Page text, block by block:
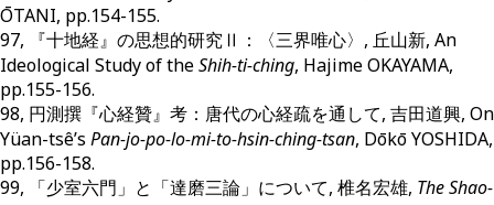
ŌTANI, pp.154-155.
97, 『十地経』の思想的研究Ⅱ：〈三界唯心〉, 丘山新, An
Ideological Study of theShih-ti-ching, Hajime OKAYAMA,
pp.155-156.
98, 円測撰『心経贊』考：唐代の心経疏を通して, 吉田道興, On
Yüan-tsê’s Pan-jo-po-lo-mi-to-hsin-ching-tsan, Dōkō YOSHIDA,
pp.156-158.
99, 「少室六門」と「達磨三論」について, 椎名宏雄, The Shao-